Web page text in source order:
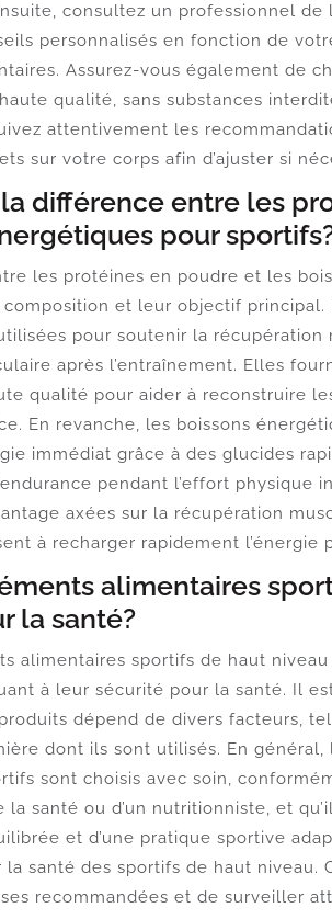
consultez un professionnel
personnalisés en fonction de
Assurez-vous également de
qualité, sans substances
attentivement les
sur votre corps afin d’ajuster si
différence entre les
pour
les protéines en poudre et les
composition et leur objectif
pour soutenir la récupération
après l’entraînement. Elles
qualité pour aider à reconstruire
En revanche, les boissons
immédiat grâce à des glucides
pendant l’effort physique
axées sur la récupération
à recharger rapidement l’énergie
alimentaires
la santé?
alimentaires sportifs de haut
à leur sécurité pour la santé. Il
dépend de divers facteurs,
dont ils sont utilisés. En
sont choisis avec soin,
la santé ou d’un nutritionniste, et
et d’une pratique sportive
la santé des sportifs de haut niveau.
recommandées et de surveiller